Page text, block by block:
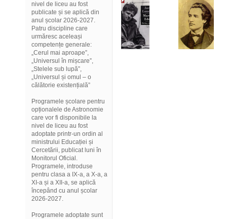
nivel de liceu au fost
publicate și se aplică din
anul școlar 2026-2027.
Patru discipline care
urmăresc aceleași
competențe generale:
„Cerul mai aproape”,
„Universul în mișcare”,
„Stelele sub lupă”,
„Universul și omul – o
călătorie existențială”
Programele școlare pentru
opționalele de Astronomie
care vor fi disponibile la
nivel de liceu au fost
adoptate printr-un ordin al
ministrului Educației și
Cercetării, publicat luni în
Monitorul Oficial.
Programele, introduse
pentru clasa a IX-a, a X-a, a
XI-a și a XII-a, se aplică
începând cu anul școlar
2026-2027.
Programele adoptate sunt